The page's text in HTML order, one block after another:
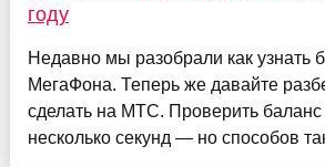
году
Недавно мы разобрали как узнать
МегаФона. Теперь же давайте
сделать на МТС. Проверить
несколько секунд — но способов